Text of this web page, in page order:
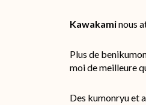
Kawakaminous
Plus de
moi de meilleure
Des kumonryu et